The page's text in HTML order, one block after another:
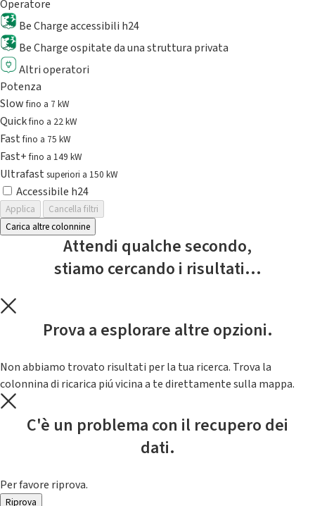
Operatore
Be Charge accessibili h24
Be Charge ospitate da una struttura privata
Altri operatori
Potenza
Slowfino a 7 kW
Quickfino a 22 kW
Fastfino a 75 kW
Fast+fino a 149 kW
Ultrafast superiori a 150 kW
Accessibile h24
Applica
Cancella filtri
Carica altre colonnine
Attendi qualche secondo,
stiamo cercando i risultati...
Prova a esplorare altre opzioni.
Non abbiamo trovato risultati per la tua ricerca. Trova la
colonnina di ricarica piú vicina a te direttamente sulla mappa.
C'è un problema con il recupero dei
dati.
Per favore riprova.
Riprova